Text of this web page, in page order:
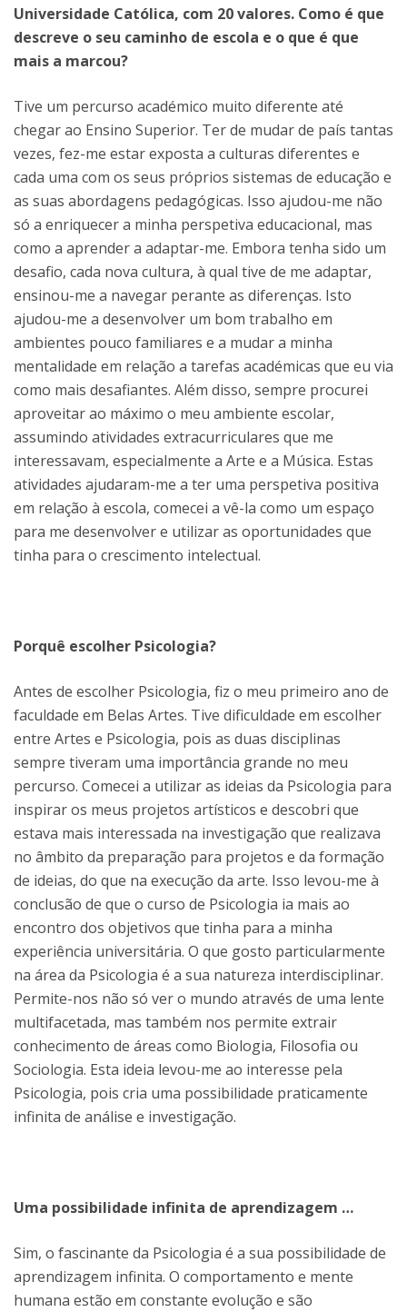
Universidade Católica, com 20 valores. Como é que
descreve o seu caminho de escola e o que é que
mais a marcou?
Tive um percurso académico muito diferente até
chegar ao Ensino Superior. Ter de mudar de país tantas
vezes, fez-me estar exposta a culturas diferentes e
cada uma com os seus próprios sistemas de educação e
as suas abordagens pedagógicas. Isso ajudou-me não
só a enriquecer a minha perspetiva educacional, mas
como a aprender a adaptar-me. Embora tenha sido um
desafio, cada nova cultura, à qual tive de me adaptar,
ensinou-me a navegar perante as diferenças. Isto
ajudou-me a desenvolver um bom trabalho em
ambientes pouco familiares e a mudar a minha
mentalidade em relação a tarefas académicas que eu via
como mais desafiantes. Além disso, sempre procurei
aproveitar ao máximo o meu ambiente escolar,
assumindo atividades extracurriculares que me
interessavam, especialmente a Arte e a Música. Estas
atividades ajudaram-me a ter uma perspetiva positiva
em relação à escola, comecei a vê-la como um espaço
para me desenvolver e utilizar as oportunidades que
tinha para o crescimento intelectual.
Porquê escolher Psicologia?
Antes de escolher Psicologia, fiz o meu primeiro ano de
faculdade em Belas Artes. Tive dificuldade em escolher
entre Artes e Psicologia, pois as duas disciplinas
sempre tiveram uma importância grande no meu
percurso. Comecei a utilizar as ideias da Psicologia para
inspirar os meus projetos artísticos e descobri que
estava mais interessada na investigação que realizava
no âmbito da preparação para projetos e da formação
de ideias, do que na execução da arte. Isso levou-me à
conclusão de que o curso de Psicologia ia mais ao
encontro dos objetivos que tinha para a minha
experiência universitária. O que gosto particularmente
na área da Psicologia é a sua natureza interdisciplinar.
Permite-nos não só ver o mundo através de uma lente
multifacetada, mas também nos permite extrair
conhecimento de áreas como Biologia, Filosofia ou
Sociologia. Esta ideia levou-me ao interesse pela
Psicologia, pois cria uma possibilidade praticamente
infinita de análise e investigação.
Uma possibilidade infinita de aprendizagem …
Sim, o fascinante da Psicologia é a sua possibilidade de
aprendizagem infinita. O comportamento e mente
humana estão em constante evolução e são